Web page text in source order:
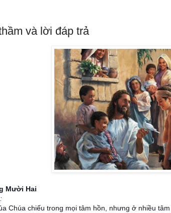
và lời đáp trả
Mười Hai
Chúa chiếu trong mọi tâm hồn, nhưng ở nhiều